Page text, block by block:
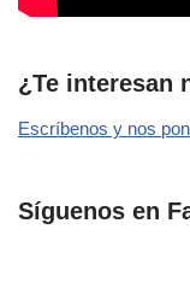
¿Te interesan
Escríbenos y nos
Síguenos en